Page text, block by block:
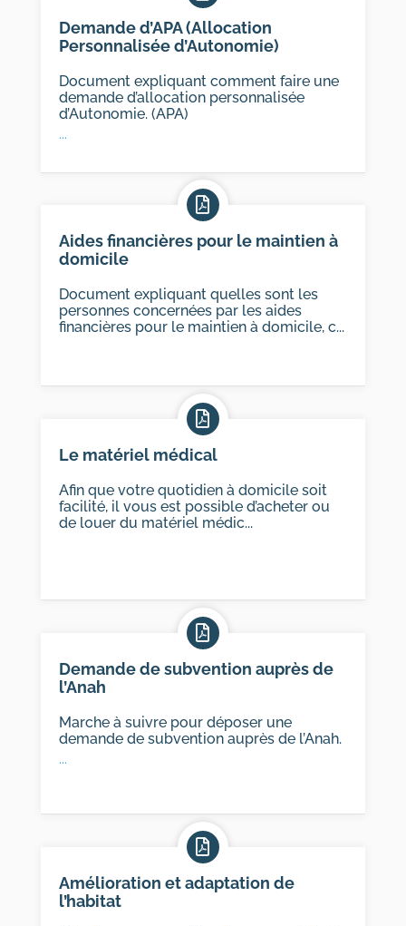
Demande d’APA (Allocation
Personnalisée d’Autonomie)
Document expliquant comment faire une
demande d’allocation personnalisée
d’Autonomie. (APA)
...
Aides financières pour le maintien à
domicile
Document expliquant quelles sont les
personnes concernées par les aides
financières pour le maintien à domicile, c...
Le matériel médical
Afin que votre quotidien à domicile soit
facilité, il vous est possible d’acheter ou
de louer du matériel médic...
Demande de subvention auprès de
l’Anah
Marche à suivre pour déposer une
demande de subvention auprès de l’Anah.
...
Amélioration et adaptation de
l’habitat